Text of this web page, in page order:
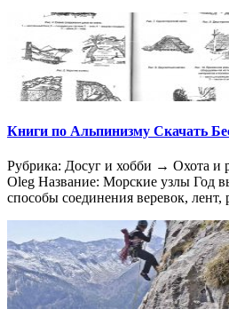
Книги по Альпинизму Скачать
Рубрика: Досуг и хобби → Охота и
Oleg Название: Морские узлы Год
способы соединения веревок,